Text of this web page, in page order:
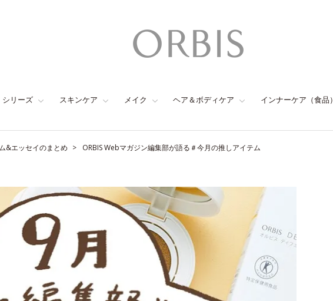
シリーズ スキンケア メイク ヘア＆ボディケア インナーケア（食品）
&エッセイのまとめ ORBIS Webマガジン編集部が語る＃今月の推しアイテム